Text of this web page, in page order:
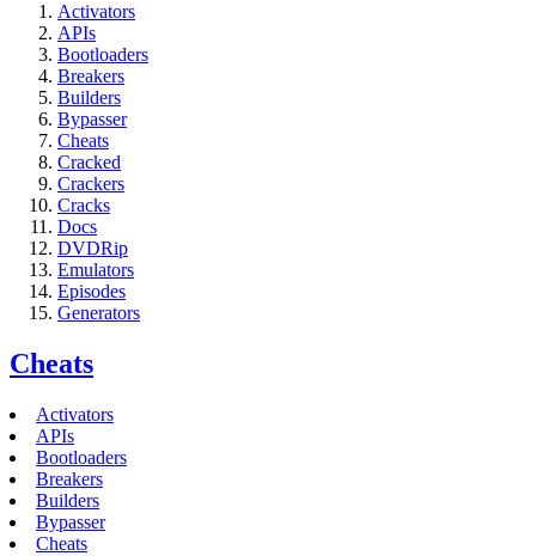
Activators
APIs
Bootloaders
Breakers
Builders
Bypasser
Cheats
Cracked
Crackers
Cracks
Docs
DVDRip
Emulators
Episodes
Generators
Cheats
Activators
APIs
Bootloaders
Breakers
Builders
Bypasser
Cheats